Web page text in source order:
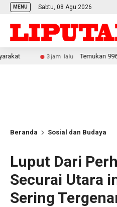
MENU Sabtu, 08 Agu 2026
3 jam lalu Temukan 996 Benda
Beranda Sosial dan Budaya
Luput Dari
Securai Utara
Sering